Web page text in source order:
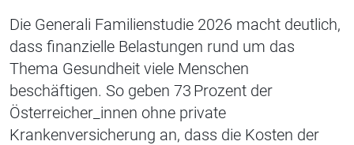
Die Generali Familienstudie 2026 macht deutlich,
dass finanzielle Belastungen rund um das
Thema Gesundheit viele Menschen
beschäftigen. So geben 73 Prozent der
Österreicher_innen ohne private
Krankenversicherung an, dass die Kosten der